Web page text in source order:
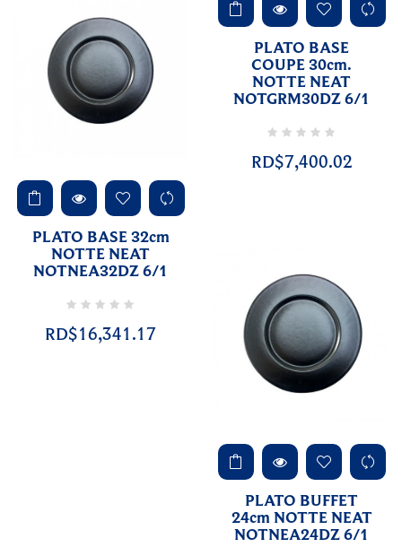
PLATO BASE 32cm
NOTTE NEAT
NOTNEA32DZ 6/1
RD$16,341.17
PLATO BASE
COUPE 30cm.
NOTTE NEAT
NOTGRM30DZ 6/1
RD$7,400.02
PLATO BUFFET
24cm NOTTE NEAT
NOTNEA24DZ 6/1